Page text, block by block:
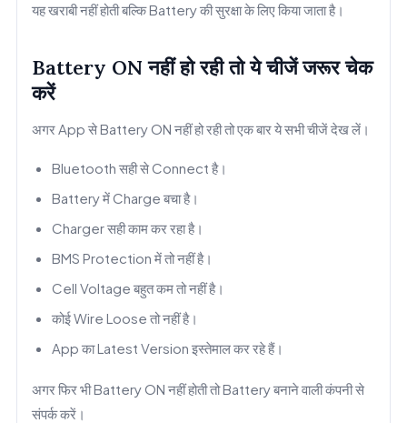
यह खराबी नहीं होती बल्कि Battery की सुरक्षा के लिए किया जाता है।
Battery ON नहीं हो रही तो ये चीजें जरूर चेक
करें
अगर App से Battery ON नहीं हो रही तो एक बार ये सभी चीजें देख लें।
Bluetooth सही से Connect है।
Battery में Charge बचा है।
Charger सही काम कर रहा है।
BMS Protection में तो नहीं है।
Cell Voltage बहुत कम तो नहीं है।
कोई Wire Loose तो नहीं है।
App का Latest Version इस्तेमाल कर रहे हैं।
अगर फिर भी Battery ON नहीं होती तो Battery बनाने वाली कंपनी से
संपर्क करें।